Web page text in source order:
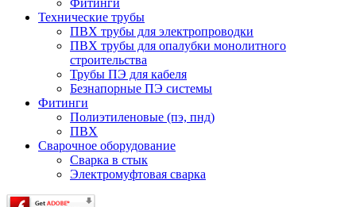
Фитинги
Технические трубы
ПВХ трубы для электропроводки
ПВХ трубы для опалубки монолитного
строительства
Трубы ПЭ для кабеля
Безнапорные ПЭ системы
Фитинги
Полиэтиленовые (пэ, пнд)
ПВХ
Сварочное оборудование
Сварка в стык
Электромуфтовая сварка